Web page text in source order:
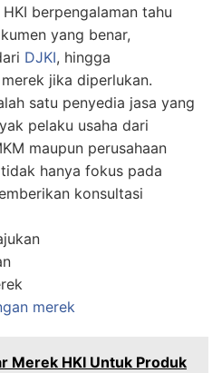
HKI berpengalaman tahu
yang benar,
DJKI, hingga
jika diperlukan.
satu penyedia jasa yang
pelaku usaha dari
maupun perusahaan
hanya fokus pada
konsultasi
merek
Merek HKI Untuk Produk